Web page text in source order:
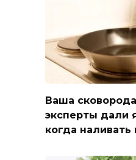
Ваша
эксперты дали
когда наливать